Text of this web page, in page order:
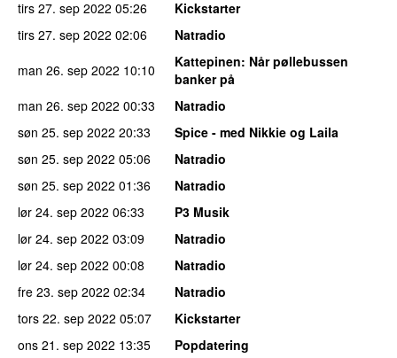
tirs 27. sep 2022 05:26
Kickstarter
tirs 27. sep 2022 02:06
Natradio
man 26. sep 2022 10:10 Kattepinen: Når pøllebussen
banker på
man 26. sep 2022 00:33
Natradio
søn 25. sep 2022 20:33
Spice - med Nikkie og Laila
søn 25. sep 2022 05:06
Natradio
søn 25. sep 2022 01:36
Natradio
lør 24. sep 2022 06:33
P3 Musik
lør 24. sep 2022 03:09
Natradio
lør 24. sep 2022 00:08
Natradio
fre 23. sep 2022 02:34
Natradio
tors 22. sep 2022 05:07
Kickstarter
ons 21. sep 2022 13:35
Popdatering